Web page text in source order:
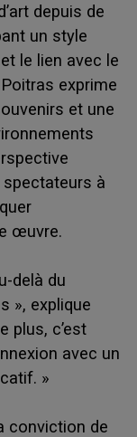
depuis de
un style
le lien avec le
exprime
et une
à
œuvre.
delà du
», explique
plus, c’est
avec un
»
conviction de